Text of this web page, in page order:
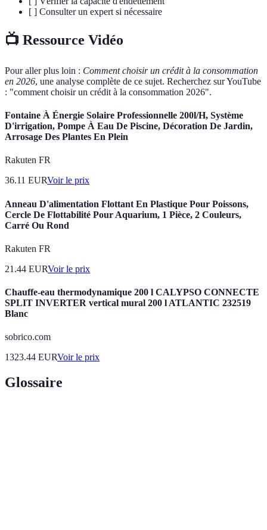
[ ] Consulter un expert si nécessaire
📺 Ressource Vidéo
Pour aller plus loin : Comment choisir un crédit à la consommation
en 2026, une analyse complète de ce sujet. Recherchez sur YouTube
: "comment choisir un crédit à la consommation 2026".
Fontaine À Énergie Solaire Professionnelle 200l/H, Système
D'irrigation, Pompe À Eau De Piscine, Décoration De Jardin,
Arrosage Des Plantes En Plein
Rakuten FR
36.11 EURVoir le prix
Anneau D'alimentation Flottant En Plastique Pour Poissons,
Cercle De Flottabilité Pour Aquarium, 1 Pièce, 2 Couleurs,
Carré Ou Rond
Rakuten FR
21.44 EURVoir le prix
Chauffe-eau thermodynamique 200 l CALYPSO CONNECTE
SPLIT INVERTER vertical mural 200 l ATLANTIC 232519
Blanc
sobrico.com
1323.44 EURVoir le prix
Glossaire